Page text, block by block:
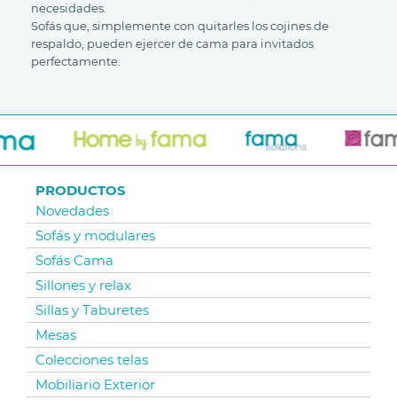
necesidades.
Sofás que, simplemente con quitarles los cojines de
respaldo, pueden ejercer de cama para invitados
perfectamente.
PRODUCTOS
Novedades
Sofás y modulares
Sofás Cama
Sillones y relax
Sillas y Taburetes
Mesas
Colecciones telas
Mobiliario Exterior